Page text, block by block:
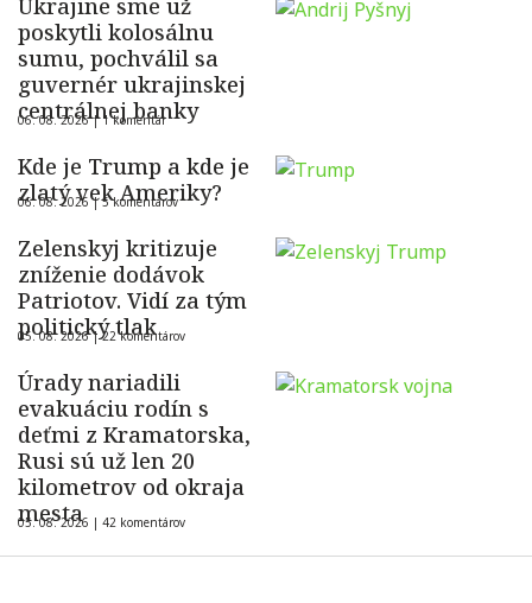
Ukrajine sme už
poskytli kolosálnu
sumu, pochválil sa
guvernér ukrajinskej
centrálnej banky
06. 08. 2026 |1 komentár
Kde je Trump a kde je
zlatý vek Ameriky?
06. 08. 2026 |5 komentárov
Zelenskyj kritizuje
zníženie dodávok
Patriotov. Vidí za tým
politický tlak
05. 08. 2026 |22 komentárov
Úrady nariadili
evakuáciu rodín s
deťmi z Kramatorska,
Rusi sú už len 20
kilometrov od okraja
mesta
05. 08. 2026 | 42 komentárov